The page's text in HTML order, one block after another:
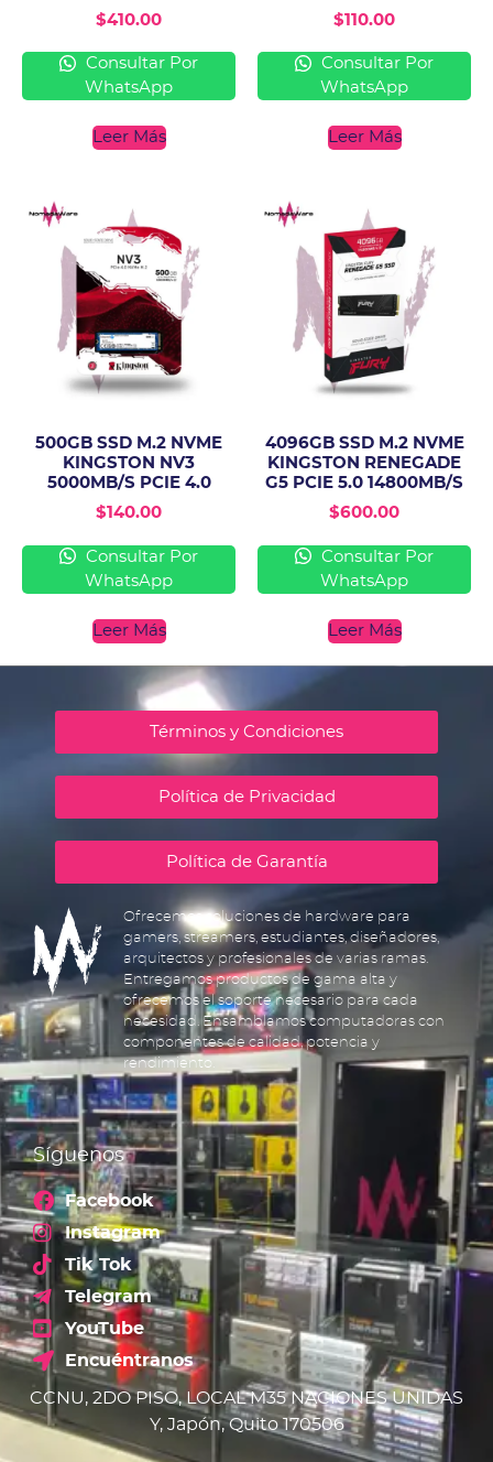
$410.00
Consultar Por
WhatsApp
Leer Más
$110.00
Consultar Por
WhatsApp
Leer Más
500GB SSD M.2 NVME
KINGSTON NV3
5000MB/S PCIE 4.0
$140.00
Consultar Por
WhatsApp
Leer Más
4096GB SSD M.2 NVME
KINGSTON RENEGADE
G5 PCIE 5.0 14800MB/S
$600.00
Consultar Por
WhatsApp
Leer Más
Términos y Condiciones
Política de Privacidad
Política de Garantía
Ofrecemos soluciones de hardware para
gamers, streamers, estudiantes, diseñadores,
arquitectos y profesionales de varias ramas.
Entregamos productos de gama alta y
ofrecemos el soporte necesario para cada
necesidad. Ensamblamos computadoras con
componentes de calidad, potencia y
rendimiento.
Síguenos
Facebook
Instagram
Tik Tok
Telegram
YouTube
Encuéntranos
CCNU, 2DO PISO, LOCAL M35 NACIONES UNIDAS
Y, Japón, Quito 170506